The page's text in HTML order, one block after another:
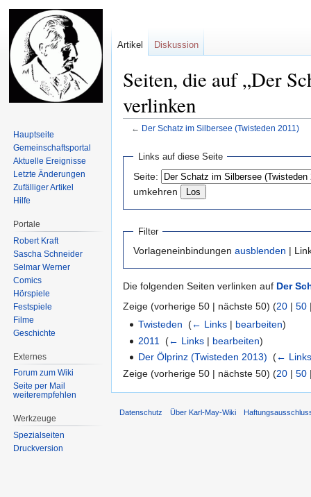
Seiten, die auf „Der
verlinken
← Der Schatz im Silbersee (Twisteden 2011)
Navigation
springen
springen
Links auf diese Seite
Seite:
umkehren
Filter
Vorlageneinbindungen ausblenden |
Die folgenden Seiten verlinken auf Der
Zeige (vorherige 50 | nächste 50) (20 | 50
Twisteden ‎(← Links | bearbeiten)
2011
‎(← Links | bearbeiten)
Der Ölprinz (Twisteden 2013) ‎(←
Zeige (vorherige 50 | nächste 50) (20 | 50
Artikel Diskussion
Hauptseite
Gemeinschafts­portal
Aktuelle Ereignisse
Letzte Änderungen
Zufälliger Artikel
Hilfe
Portale
Robert Kraft
Sascha Schneider
Selmar Werner
Comics
Hörspiele
Festspiele
Filme
Geschichte
Externes
Forum zum Wiki
Seite per Mail
weiterempfehlen
Werkzeuge
Spezialseiten
Druckversion
Datenschutz Über Karl-May-Wiki